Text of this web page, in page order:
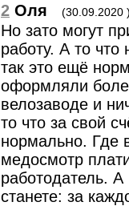
2 Оля (30.09.2020
Но зато могут
работу. А то
так это ещё
оформляли
велозаводе и
то что за свой
нормально. Где
медосмотр
работодатель.
станете: за